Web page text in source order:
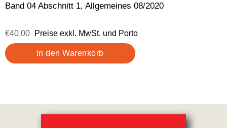
Band 04 Abschnitt 1, Allgemeines 08/2020
€40,00 Preise exkl. MwSt. und Porto